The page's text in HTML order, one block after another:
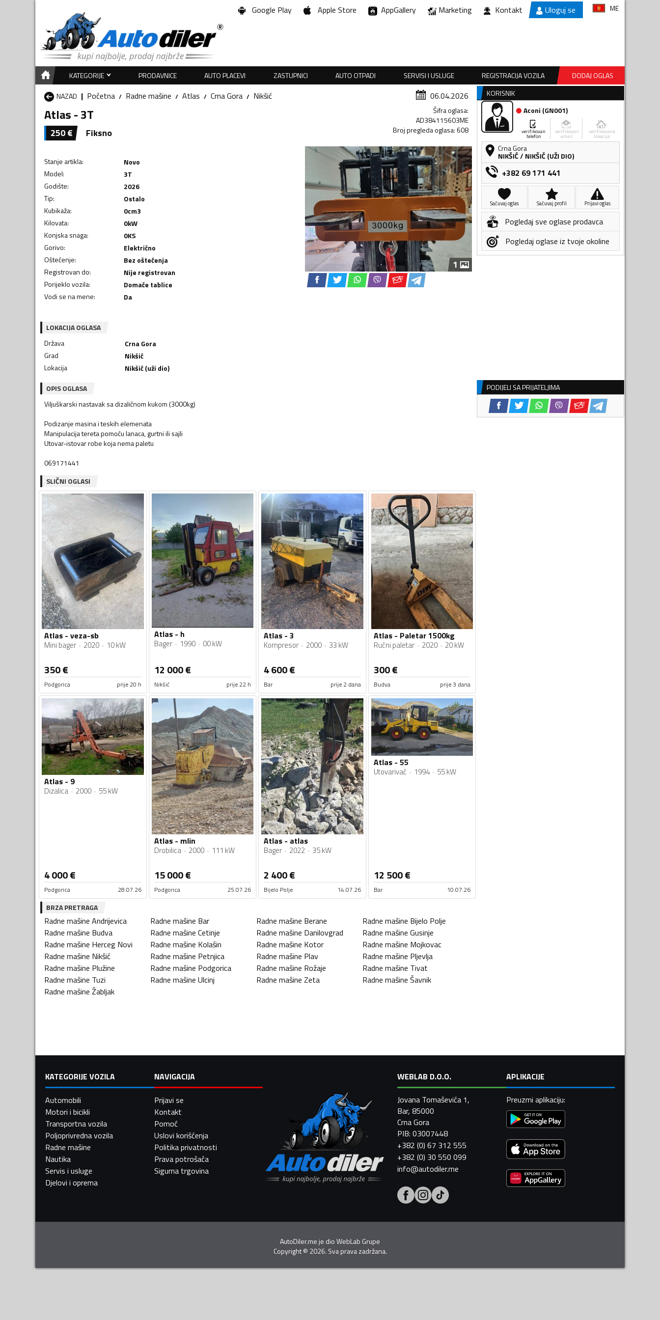
Google Play Apple Store AppGallery Marketing Kontakt Uloguj se ME
KATEGORIJE PRODAVNICE AUTO PLACEVI ZASTUPNICI AUTO OTPADI SERVISI I USLUGE REGISTRACIJA VOZILA
DODAJ OGLAS
NAZAD
Početna Radne mašine Atlas Crna Gora Nikšić 06.04.2026
Atlas - 3T
250€ Fiksno
Šifra oglasa:
AD384115603ME
Broj pregleda oglasa:608
Stanje artikla:
Novo
Model:
3T
Godište:
2026
Tip:
Ostalo
Kubikaža: 0cm3
Kilovata: 0kW
Konjska snaga: 0KS
Gorivo:
Električno
Oštećenje:
Bez oštećenja
Registrovan do:
Nije registrovan
Porijeklo vozila:
Domaće tablice
Vodi se na mene: Da
1
LOKACIJA OGLASA
Država
Crna Gora
Grad
Nikšić
Lokacija
Nikšić (uži dio)
OPIS OGLASA
Viljuškarski nastavak sa dizaličnom kukom (3000kg)
Podizanje masina i teskih elemenata
Manipulacija tereta pomoću lanaca, gurtni ili sajli
Utovar-istovar robe koja nema paletu
069171441
SLIČNI OGLASI
Atlas - veza-sb
Mini bager 2020 10 kW
350€
Podgorica prije 20 h
Atlas - h
Bager 1990 00 kW
12 000€
Nikšić prije 22 h
Atlas - 3
Kompresor 2000 33 kW
4 600€
Bar prije 2 dana
Atlas - Paletar 1500kg
Ručni paletar 2020 20 kW
300€
Budva prije 3 dana
Atlas - 9
Dizalica 2000 55 kW
4 000€
Podgorica 28.07.26
Atlas - mlin
Drobilica 2000 111 kW
15 000€
Podgorica 25.07.26
Atlas - atlas
Bager 2022 35 kW
2 400€
Bijelo Polje 14.07.26
Atlas - 55
Utovarivač 1994 55 kW
12 500€
Bar 10.07.26
BRZA PRETRAGA
Radne mašine Andrijevica Radne mašine Bar Radne mašine Berane Radne mašine Bijelo Polje
Radne mašine Budva Radne mašine Cetinje Radne mašine Danilovgrad Radne mašine Gusinje
Radne mašine Herceg Novi Radne mašine Kolašin Radne mašine Kotor Radne mašine Mojkovac
Radne mašine Nikšić Radne mašine Petnjica Radne mašine Plav Radne mašine Pljevlja
Radne mašine Plužine Radne mašine Podgorica Radne mašine Rožaje Radne mašine Tivat
Radne mašine Tuzi Radne mašine Ulcinj Radne mašine Zeta Radne mašine Šavnik
Radne mašine Žabljak
KORISNIK
Aconi (GN001)
verifikovan
telefon
verifikovan
email
verifikovana
lokacija
Crna Gora
NIKŠIĆ/ NIKŠIĆ (UŽI DIO)
+382 69 171 441
Sačuvaj oglas Sačuvaj profil Prijavi oglas
Pogledaj sve oglase prodavca
Pogledaj oglase iz tvoje okoline
PODIJELI SA PRIJATELJIMA
KATEGORIJE VOZILA
Automobili
Motori i bicikli
Transportna vozila
Poljoprivredna vozila
Radne mašine
Nautika
Servis i usluge
Djelovi i oprema
NAVIGACIJA
Prijavi se
Kontakt
Pomoć
Uslovi korišćenja
Politika privatnosti
Prava potrošača
Sigurna trgovina
WEBLAB D.O.O.
Jovana Tomaševića 1,
Bar, 85000
Crna Gora
PIB: 03007448
+382 (0) 67 312 555
+382 (0) 30 550 099
info@autodiler.me
APLIKACIJE
Preuzmi aplikaciju:
AutoDiler.me je dioWebLab Grupe
Copyright© 2026. Sva prava zadržana.